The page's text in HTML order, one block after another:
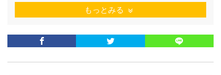
もっとみる